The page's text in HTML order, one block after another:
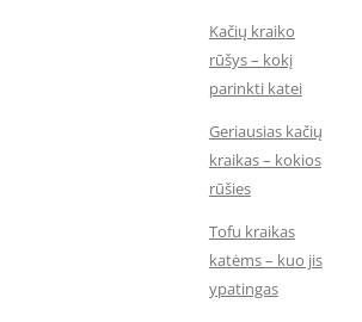
Kačių kraiko
rūšys – kokį
parinkti katei
Geriausias kačių
kraikas – kokios
rūšies
Tofu kraikas
katėms – kuo jis
ypatingas